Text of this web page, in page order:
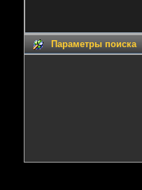
Параметры поиска